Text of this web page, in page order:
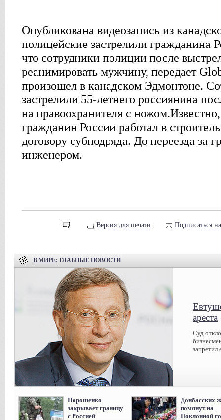
Опубликована видеозапись из
полицейские застрелили гражданина
что сотрудники полиции после
реанимировать мужчину, передает
произошел в канадском Эдмонтоне.
застрелили 55-летнего россиянина
на правоохранителя с
гражданин России работал в
договору субподряда. До переезда за
инженером.
Версия для печати Подписаться
В МИРЕ: ГЛАВНЫЕ НОВОСТИ
ареста
Суд
запретил
Порошенко
закрывает границу
с Россией
Донбасских
помянут на
Поклонной